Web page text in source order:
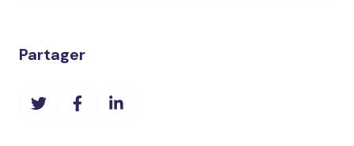
Partager
PartagerPartager
sur
Partager